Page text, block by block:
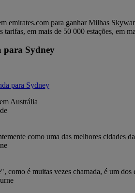
emirates.com para ganhar Milhas
em mais de 50 000 estações, em
para Sydney
para Sydney
Austrália
como uma das melhores cidades
como é muitas vezes chamada, é um